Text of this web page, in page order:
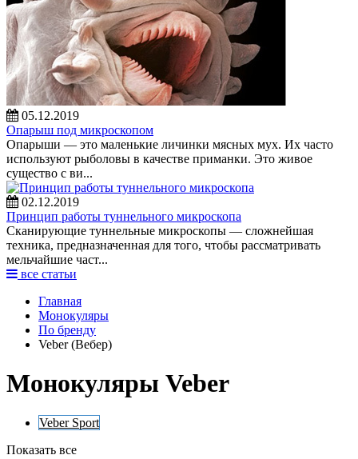
05.12.2019
Опарыш под микроскопом
Опарыши — это маленькие личинки мясных мух. Их часто
используют рыболовы в качестве приманки. Это живое
существо с ви...
02.12.2019
Принцип работы туннельного микроскопа
Сканирующие туннельные микроскопы — сложнейшая
техника, предназначенная для того, чтобы рассматривать
мельчайшие част...
все статьи
Главная
Монокуляры
По бренду
Veber (Вебер)
Монокуляры Veber
Veber Sport
Показать все